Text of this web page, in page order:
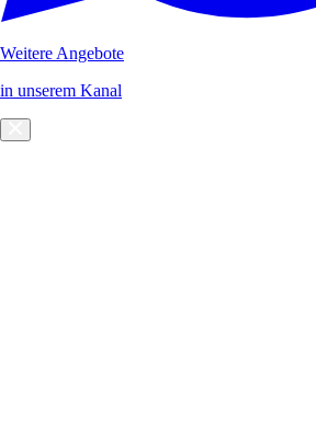
Weitere Angebote
in unserem Kanal